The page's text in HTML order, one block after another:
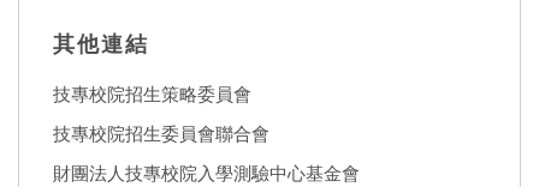
其他連結
技專校院招生策略委員會
技專校院招生委員會聯合會
財團法人技專校院入學測驗中心基金會